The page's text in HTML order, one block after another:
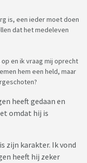
is, een ieder moet doen
dat het medeleven
en ik vraag mij oprecht
hem een held, maar
heeft gedaan en
omdat hij is
zijn karakter. Ik vond
heeft hij zeker